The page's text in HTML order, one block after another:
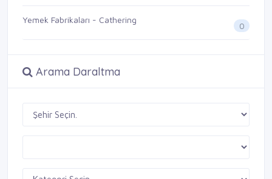
Yemek Fabrikaları - Cathering
0
Arama Daraltma